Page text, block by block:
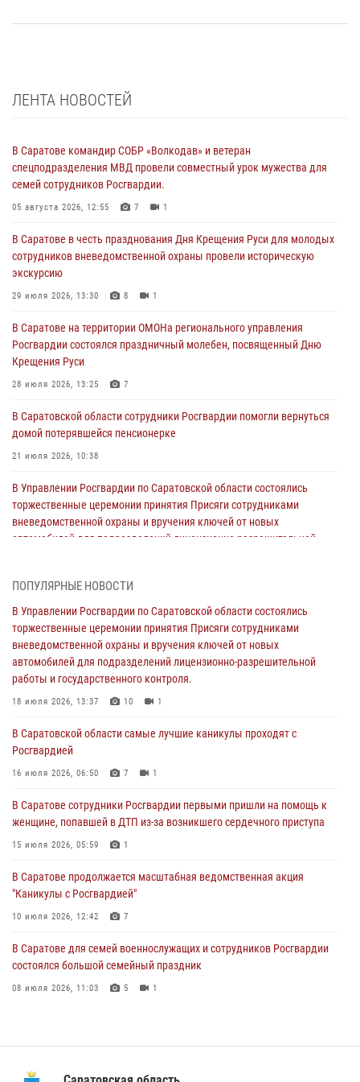
ЛЕНТА НОВОСТЕЙ
В Саратове командир СОБР «Волкодав» и ветеран
спецподразделения МВД провели совместный урок мужества для
семей сотрудников Росгвардии.
05 августа 2026, 12:55 7 1
В Саратове в честь празднования Дня Крещения Руси для молодых
сотрудников вневедомственной охраны провели историческую
экскурсию
29 июля 2026, 13:30 8 1
В Саратове на территории ОМОНа регионального управления
Росгвардии состоялся праздничный молебен, посвященный Дню
Крещения Руси
28 июля 2026, 13:25 7
В Саратовской области сотрудники Росгвардии помогли вернуться
домой потерявшейся пенсионерке
21 июля 2026, 10:38
В Управлении Росгвардии по Саратовской области состоялись
торжественные церемонии принятия Присяги сотрудниками
вневедомственной охраны и вручения ключей от новых
автомобилей для подразделений лицензионно-разрешительной
В Саратовской области самые лучшие каникулы проходят с
Росгвардией
16 июля 2026, 06:50 7 1
В Саратове сотрудники Росгвардии первыми пришли на помощь к
женщине, попавшей в ДТП из-за возникшего сердечного приступа
В Саратове продолжается масштабная ведомственная акция
"Каникулы с Росгвардией"
В Саратовской области при содействии спецназа Росгвардии
задержан подозреваемый в незаконном обороте наркотиков
В Саратове для семей военнослужащих и сотрудников Росгвардии
состоялся большой семейный праздник
ПОПУЛЯРНЫЕ НОВОСТИ
В Управлении Росгвардии по Саратовской области состоялись
торжественные церемонии принятия Присяги сотрудниками
вневедомственной охраны и вручения ключей от новых
автомобилей для подразделений лицензионно-разрешительной
работы и государственного контроля.
18 июля 2026, 13:37 10 1
В Саратовской области самые лучшие каникулы проходят с
Росгвардией
16 июля 2026, 06:50 7 1
В Саратове сотрудники Росгвардии первыми пришли на помощь к
женщине, попавшей в ДТП из-за возникшего сердечного приступа
15 июля 2026, 05:59 1
В Саратове продолжается масштабная ведомственная акция
"Каникулы с Росгвардией"
10 июля 2026, 12:42 7
В Саратове для семей военнослужащих и сотрудников Росгвардии
состоялся большой семейный праздник
08 июля 2026, 11:03 5 1